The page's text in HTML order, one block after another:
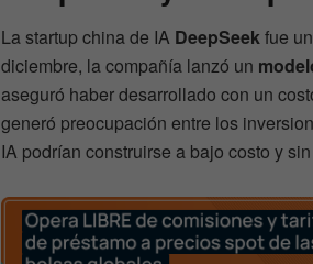
La startup china de IA DeepSeekfue
diciembre, la compañía lanzó un
aseguró haber desarrollado con un
generó preocupación entre los
IA podrían construirse a bajo costo y